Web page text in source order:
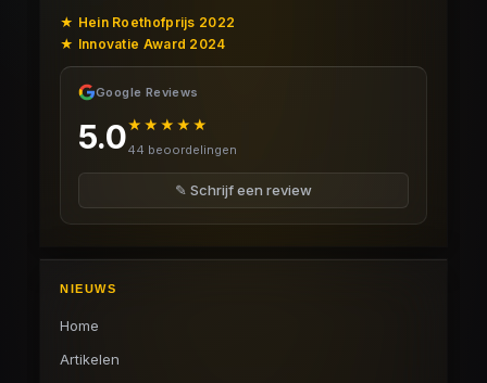
★ Hein Roethofprijs 2022
★ Innovatie Award 2024
Google Reviews
5.0★★★★★
44 beoordelingen
✎ Schrijf een review
NIEUWS
Home
Artikelen